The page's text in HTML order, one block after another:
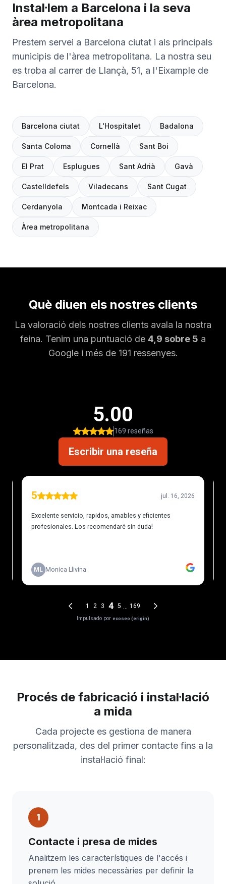
Instal·lem a Barcelona i la seva
àrea metropolitana
Prestem servei a Barcelona ciutat i als principals
municipis de l'àrea metropolitana. La nostra seu
es troba al carrer de Llançà, 51, a l'Eixample de
Barcelona.
Barcelona ciutat L'Hospitalet Badalona
Santa Coloma Cornellà Sant Boi
El Prat Esplugues Sant Adrià Gavà
Castelldefels Viladecans Sant Cugat
Cerdanyola Montcada i Reixac
Àrea metropolitana
Què diuen els nostres clients
La valoració dels nostres clients avala la nostra
feina. Tenim una puntuació de 4,9 sobre 5 a
Google i més de 191 ressenyes.
Procés de fabricació i instal·lació
a mida
Cada projecte es gestiona de manera
personalitzada, des del primer contacte fins a la
instal·lació final:
Contacte i presa de mides
Analitzem les característiques de l'accés i
prenem les mides necessàries per definir la